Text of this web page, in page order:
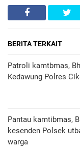
BERITA TERKAIT
Patroli kamtbmas,
Kedawung Polres
Pantau kamtibmas,
kesenden Polsek
warga